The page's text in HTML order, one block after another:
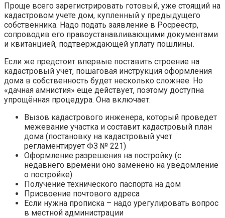
Проще всего зарегистрировать готовый, уже стоящий на
кадастровом учете дом, купленный у предыдущего
собственника. Надо подать заявление в Росреестр,
сопроводив его правоустанавливающими документами
и квитанцией, подтверждающей уплату пошлины.
Если же предстоит впервые поставить строение на
кадастровый учет, пошаговая инструкция оформления
дома в собственность будет несколько сложнее. Но
«дачная амнистия» еще действует, поэтому доступна
упрощённая процедура. Она включает:
Вызов кадастрового инженера, который проведет
межевание участка и составит кадастровый план
дома (постановку на кадастровый учет
регламентирует ФЗ № 221)
Оформление разрешения на постройку (с
недавнего времени оно заменено на уведомление
о постройке)
Получение технического паспорта на дом
Присвоение почтового адреса
Если нужна прописка – надо урегулировать вопрос
в местной администрации